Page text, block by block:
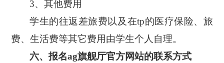
3、其他费用
学生的往返差旅费以及在tp的医疗保险、旅
费、生活费等其它费用由学生个人自理。
六、报名ag旗舰厅官方网站的联系方式